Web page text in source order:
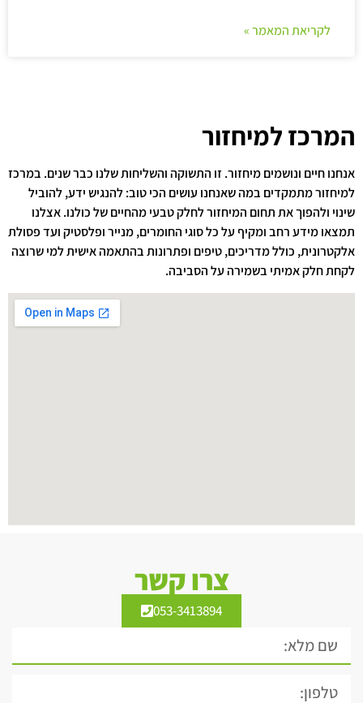
לקריאת המאמר »
המרכז למיחזור
אנחנו חיים ונושמים מיחזור. זו התשוקה והשליחות שלנו כבר שנים. במרכז
למיחזור מתמקדים במה שאנחנו עושים הכי טוב: להנגיש ידע, להוביל
שינוי ולהפוך את תחום המיחזור לחלק טבעי מהחיים של כולנו. אצלנו
תמצאו מידע רחב ומקיף על כל סוגי החומרים, מנייר ופלסטיק ועד פסולת
אלקטרונית, כולל מדריכים, טיפים ופתרונות בהתאמה אישית למי שרוצה
לקחת חלק אמיתי בשמירה על הסביבה.
צרו קשר
053-3413894